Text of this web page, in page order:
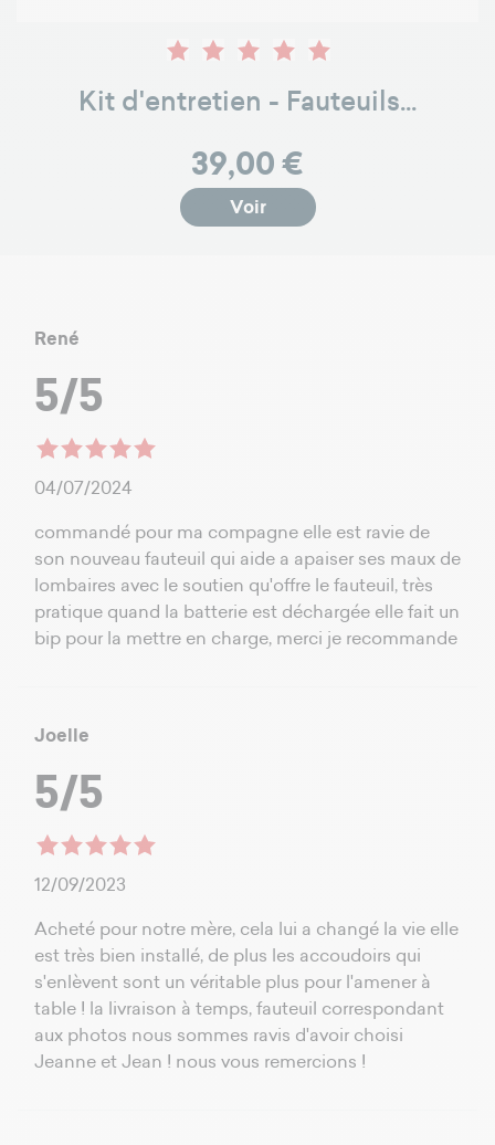
Kit d'entretien - Fauteuils...
Prix
39,00 €
Voir
René
5/5
04/07/2024
commandé pour ma compagne elle est ravie de
son nouveau fauteuil qui aide a apaiser ses maux de
lombaires avec le soutien qu'offre le fauteuil, très
pratique quand la batterie est déchargée elle fait un
bip pour la mettre en charge, merci je recommande
Joelle
5/5
12/09/2023
Acheté pour notre mère, cela lui a changé la vie elle
est très bien installé, de plus les accoudoirs qui
s'enlèvent sont un véritable plus pour l'amener à
table ! la livraison à temps, fauteuil correspondant
aux photos nous sommes ravis d'avoir choisi
Jeanne et Jean ! nous vous remercions !